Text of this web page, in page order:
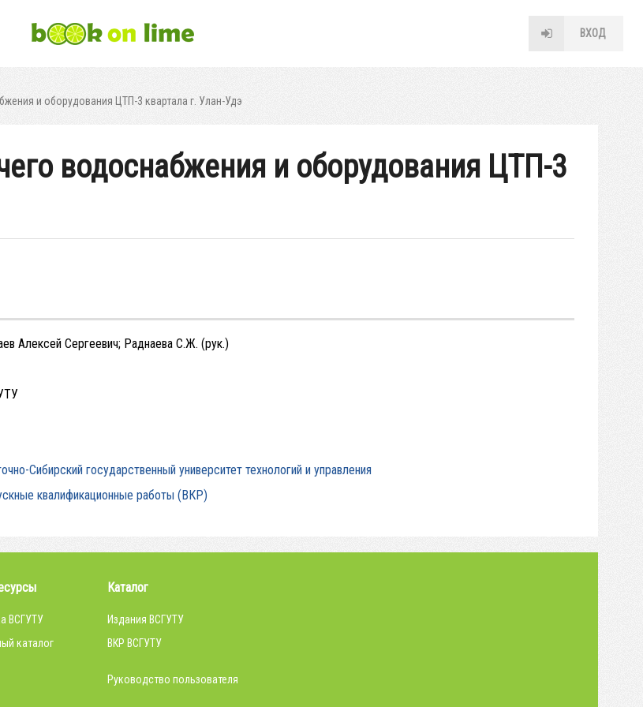
ВХОД
и оборудования ЦТП-3 квартала г. Улан-Удэ
водоснабжения и оборудования ЦТП-3
Алексей Сергеевич; Раднаева С.Ж. (рук.)
Сибирский государственный университет технологий и управления
квалификационные работы (ВКР)
ВСГУТУ
каталог
Каталог
Издания ВСГУТУ
ВКР ВСГУТУ
Руководство пользователя